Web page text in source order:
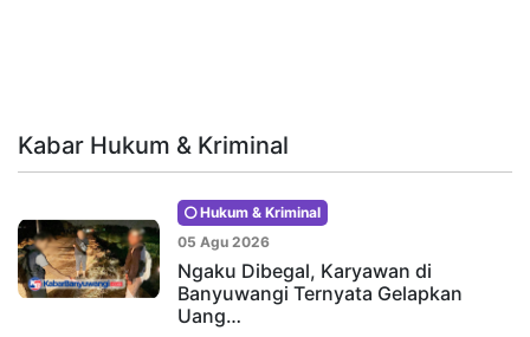
Kabar Hukum & Kriminal
Hukum & Kriminal
05 Agu 2026
Ngaku Dibegal, Karyawan di
Banyuwangi Ternyata Gelapkan
Uang…